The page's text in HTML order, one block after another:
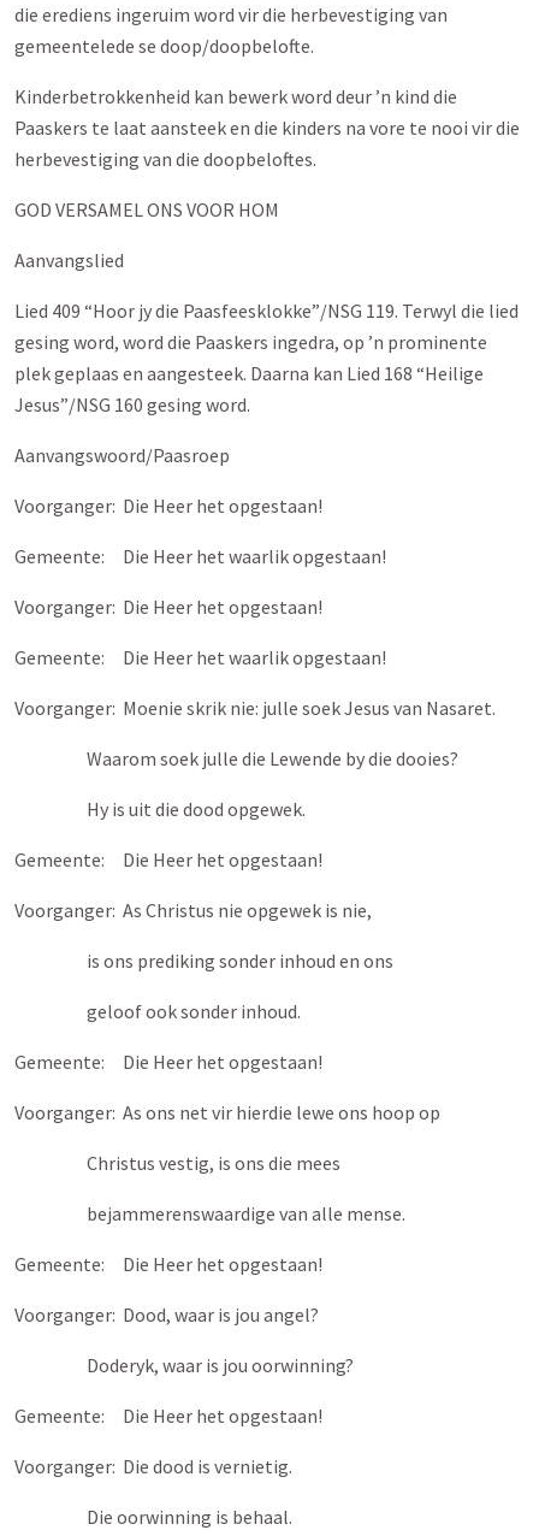
die erediens ingeruim word vir die herbevestiging van
gemeentelede se doop/doopbelofte.
Kinderbetrokkenheid kan bewerk word deur ’n kind die
Paaskers te laat aansteek en die kinders na vore te nooi vir die
herbevestiging van die doopbeloftes.
GOD VERSAMEL ONS VOOR HOM
Aanvangslied
Lied 409 “Hoor jy die Paasfeesklokke”/NSG 119. Terwyl die lied
gesing word, word die Paaskers ingedra, op ’n prominente
plek geplaas en aangesteek. Daarna kan Lied 168 “Heilige
Jesus”/NSG 160 gesing word.
Aanvangswoord/Paasroep
Voorganger: Die Heer het opgestaan!
Gemeente: Die Heer het waarlik opgestaan!
Voorganger: Die Heer het opgestaan!
Gemeente: Die Heer het waarlik opgestaan!
Voorganger: Moenie skrik nie: julle soek Jesus van Nasaret.
Waarom soek julle die Lewende by die dooies?
Hy is uit die dood opgewek.
Gemeente: Die Heer het opgestaan!
Voorganger: As Christus nie opgewek is nie,
is ons prediking sonder inhoud en ons
geloof ook sonder inhoud.
Gemeente: Die Heer het opgestaan!
Voorganger: As ons net vir hierdie lewe ons hoop op
Christus vestig, is ons die mees
bejammerenswaardige van alle mense.
Gemeente: Die Heer het opgestaan!
Voorganger: Dood, waar is jou angel?
Doderyk, waar is jou oorwinning?
Gemeente: Die Heer het opgestaan!
Voorganger: Die dood is vernietig.
Die oorwinning is behaal.